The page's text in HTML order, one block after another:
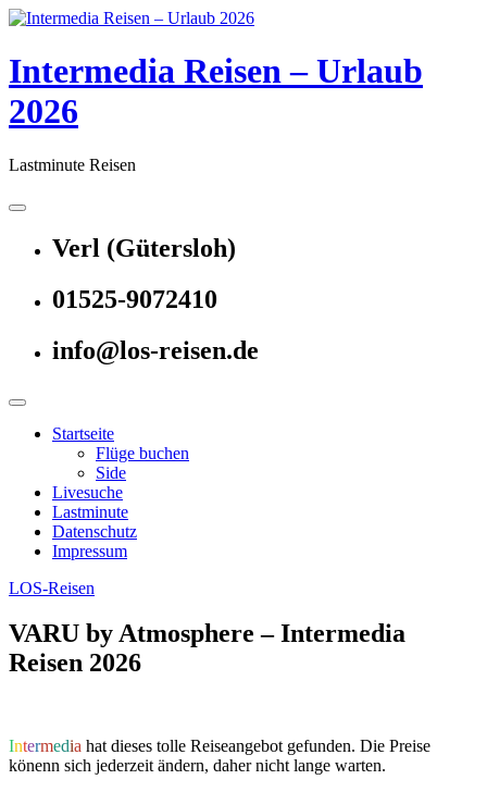
Skip
content
Intermedia Reisen – Urlaub
2026
Lastminute Reisen
Verl (Gütersloh)
01525-9072410
info@los-reisen.de
Startseite
Flüge buchen
Side
Livesuche
Lastminute
Datenschutz
Impressum
LOS-Reisen
VARU by Atmosphere – Intermedia
Reisen 2026
Intermedia hat dieses tolle Reiseangebot gefunden. Die Preise
könenn sich jederzeit ändern, daher nicht lange warten.